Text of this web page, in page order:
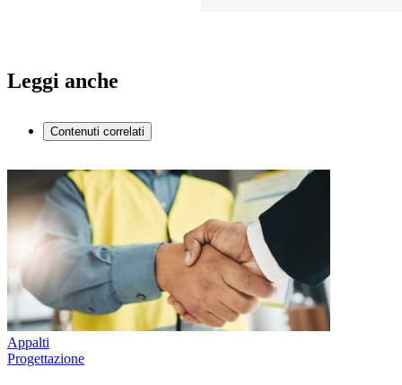
Leggi anche
Contenuti correlati
Appalti
Progettazione